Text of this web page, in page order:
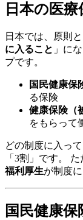
日本の医
日本では、原則と
に入ること 」に
プです。
国民健康保
る保険
健康保険（
をもらって
どの制度に入っ
「3割」です。 た
福利厚生が制度
国民健康保